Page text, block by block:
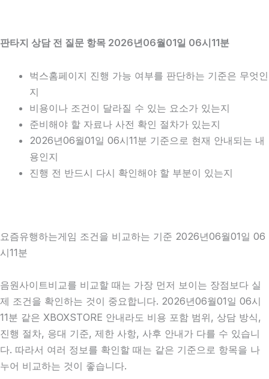
판타지 상담 전 질문 항목 2026년06월01일 06시11분
벅스홈페이지 진행 가능 여부를 판단하는 기준은 무엇인
지
비용이나 조건이 달라질 수 있는 요소가 있는지
준비해야 할 자료나 사전 확인 절차가 있는지
2026년06월01일 06시11분 기준으로 현재 안내되는 내
용인지
진행 전 반드시 다시 확인해야 할 부분이 있는지
요즘유행하는게임 조건을 비교하는 기준 2026년06월01일 06
시11분
음원사이트비교를 비교할 때는 가장 먼저 보이는 장점보다 실
제 조건을 확인하는 것이 중요합니다. 2026년06월01일 06시
11분 같은 XBOXSTORE 안내라도 비용 포함 범위, 상담 방식,
진행 절차, 응대 기준, 제한 사항, 사후 안내가 다를 수 있습니
다. 따라서 여러 정보를 확인할 때는 같은 기준으로 항목을 나
누어 비교하는 것이 좋습니다.